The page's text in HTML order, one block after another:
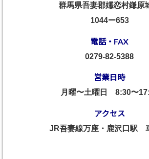
群馬県吾妻郡嬬恋村鎌原
1044ー653
電話・FAX
0279-82-5388
営業日時
月曜〜土曜日 8:30〜
アクセス
JR吾妻線万座・鹿沢口駅